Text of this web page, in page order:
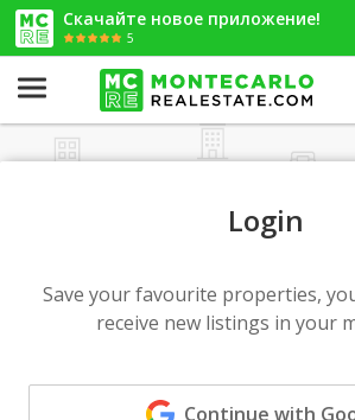
Скачайте новое приложение!
5
Login
Save your favourite properties,
receive new listings in your
Continue with